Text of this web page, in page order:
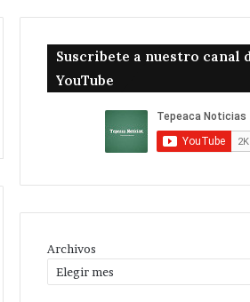
Suscribete a nuestro canal
YouTube
Archivos